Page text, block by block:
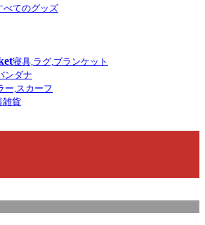
べてのグッズ
寝具,ラグ,ブランケット
ンダナ
ー,スカーフ
雑貨